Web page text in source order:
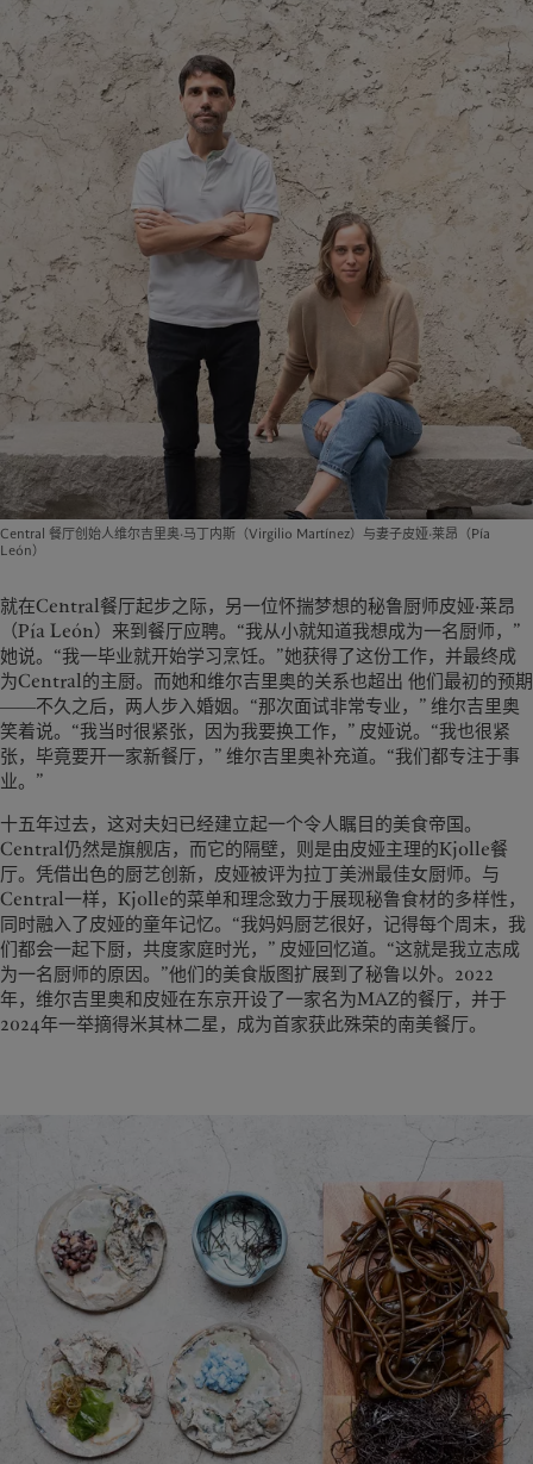
Central 餐厅创始人维尔吉里奥·马丁内斯（Virgilio Martínez）与妻子皮娅·莱昂（Pía
León）
就在Central餐厅起步之际，另一位怀揣梦想的秘鲁厨师皮娅·莱昂
（Pía León）来到餐厅应聘。“我从小就知道我想成为一名厨师，”
她说。“我一毕业就开始学习烹饪。”她获得了这份工作，并最终成
为Central的主厨。而她和维尔吉里奥的关系也超出 他们最初的预期
――不久之后，两人步入婚姻。“那次面试非常专业，” 维尔吉里奥
笑着说。“我当时很紧张，因为我要换工作，” 皮娅说。“我也很紧
张，毕竟要开一家新餐厅，” 维尔吉里奥补充道。“我们都专注于事
业。”
十五年过去，这对夫妇已经建立起一个令人瞩目的美食帝国。
Central仍然是旗舰店，而它的隔壁，则是由皮娅主理的Kjolle餐
厅。凭借出色的厨艺创新，皮娅被评为拉丁美洲最佳女厨师。与
Central一样，Kjolle的菜单和理念致力于展现秘鲁食材的多样性，
同时融入了皮娅的童年记忆。“我妈妈厨艺很好，记得每个周末，我
们都会一起下厨，共度家庭时光，” 皮娅回忆道。“这就是我立志成
为一名厨师的原因。”他们的美食版图扩展到了秘鲁以外。2022
年，维尔吉里奥和皮娅在东京开设了一家名为MAZ的餐厅，并于
2024年一举摘得米其林二星，成为首家获此殊荣的南美餐厅。